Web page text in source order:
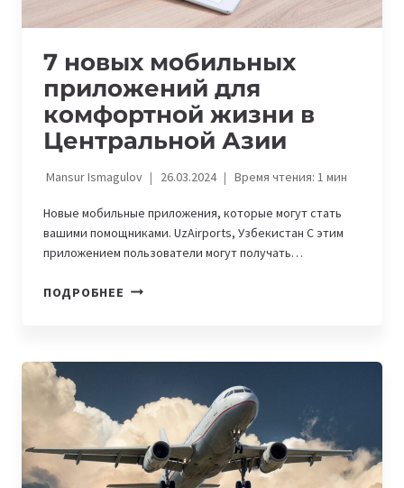
7 новых мобильных
приложений для
комфортной жизни в
Центральной Азии
Mansur Ismagulov 26.03.2024 Время чтения: 1мин
Новые мобильные приложения, которые могут стать
вашими помощниками. UzAirports, Узбекистан С этим
приложением пользователи могут получать…
ПОДРОБНЕЕ 7
ЖИЗНИ
В
ЦЕНТРАЛЬНОЙ
АЗИИ